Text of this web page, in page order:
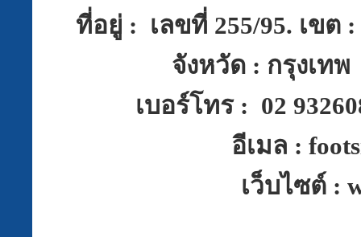
ที่อยู่ : เลขที่ 255/95. เขต
จังหวัด : กรุงเ
เบอร์โทร : 02
อีเมล :
เว็บไซต์ :